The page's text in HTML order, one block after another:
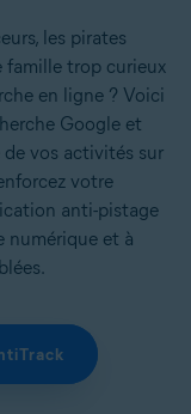
les pirates
famille trop curieux
en ligne ? Voici
Google et
de vos activités sur
votre
anti-pistage
numérique et à